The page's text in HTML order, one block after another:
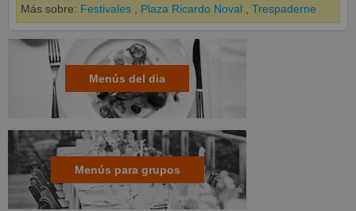
Más sobre: Festivales Plaza Ricardo Noval Trespaderne
Menús del dia
Menús para grupos